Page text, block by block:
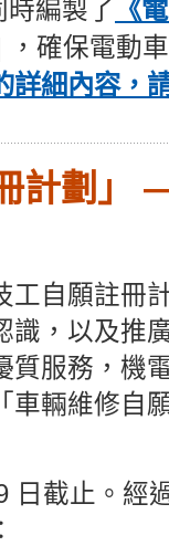
時編製了
《
確保電動
詳細內容，
計劃」
工自願註冊
識，以及推
質服務，機
車輛維修自
日截止 。經